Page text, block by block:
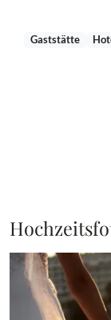
Gaststätte